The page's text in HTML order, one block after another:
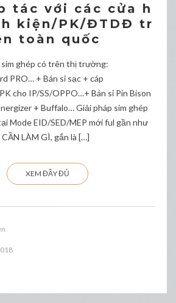
tác với các cửa h
kiện/PK/ĐTDĐ tr
toàn quốc
sim ghép có trên thị trường:
PRO… + Bán sỉ sạc + cáp
cho IP/SS/OPPO…+ Bán sỉ Pin Bison
+ Buffalo… Giải pháp sim ghép
Mode EID/SED/MEP mới ful gần như
LÀM GÌ, gắn là […]
XEM ĐẦY ĐỦ